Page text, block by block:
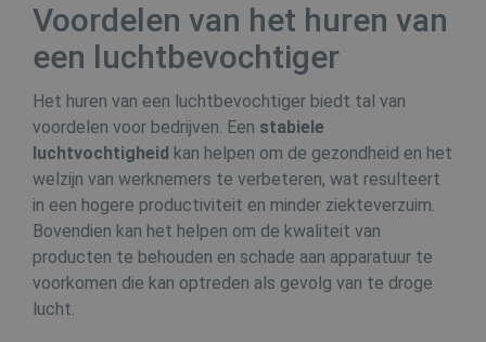
Voordelen van het huren van
een luchtbevochtiger
Het huren van een luchtbevochtiger biedt tal van
voordelen voor bedrijven. Een stabiele
luchtvochtigheid kan helpen om de gezondheid en het
welzijn van werknemers te verbeteren, wat resulteert
in een hogere productiviteit en minder ziekteverzuim.
Bovendien kan het helpen om de kwaliteit van
producten te behouden en schade aan apparatuur te
voorkomen die kan optreden als gevolg van te droge
lucht.